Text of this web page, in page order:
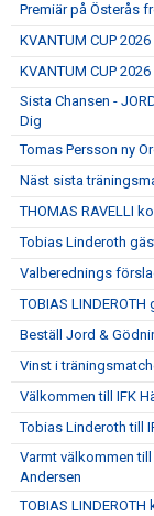
Premiär på Österås
KVANTUM CUP 2026
KVANTUM CUP 2026
Sista Chansen -
Dig
Tomas Persson ny
Näst sista
THOMAS RAVELLI
Tobias Linderoth
Valberednings
TOBIAS LINDEROTH
Beställ Jord &
Vinst i
Välkommen till IFK
Tobias Linderoth till
Varmt välkommen
Andersen
TOBIAS